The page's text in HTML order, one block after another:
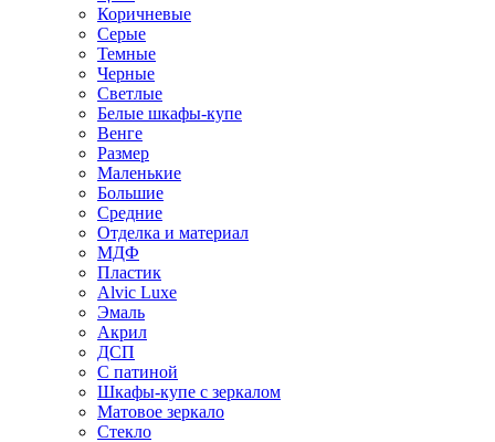
Коричневые
Серые
Темные
Черные
Светлые
Белые шкафы-купе
Венге
Размер
Маленькие
Большие
Средние
Отделка и материал
МДФ
Пластик
Alvic Luxe
Эмаль
Акрил
ДСП
С патиной
Шкафы-купе с зеркалом
Матовое зеркало
Стекло